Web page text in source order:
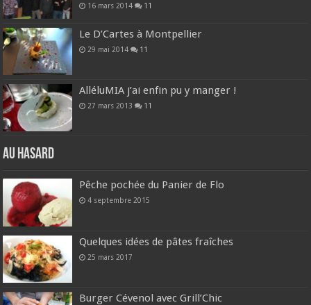
16 mars 2014 11
Le D’Cartes à Montpellier
29 mai 2014 11
AlléluMIA j’ai enfin pu y manger !
27 mars 2013 11
Au hasard
Pêche pochée du Panier de Flo
4 septembre 2015
Quelques idées de pâtes fraîches
25 mars 2017
Burger Cévenol avec Grill’Chic